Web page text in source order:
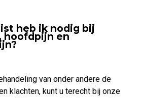
heb ik nodig bij
hoofdpijn en
van onder andere de
klachten, kunt u terecht bij onze